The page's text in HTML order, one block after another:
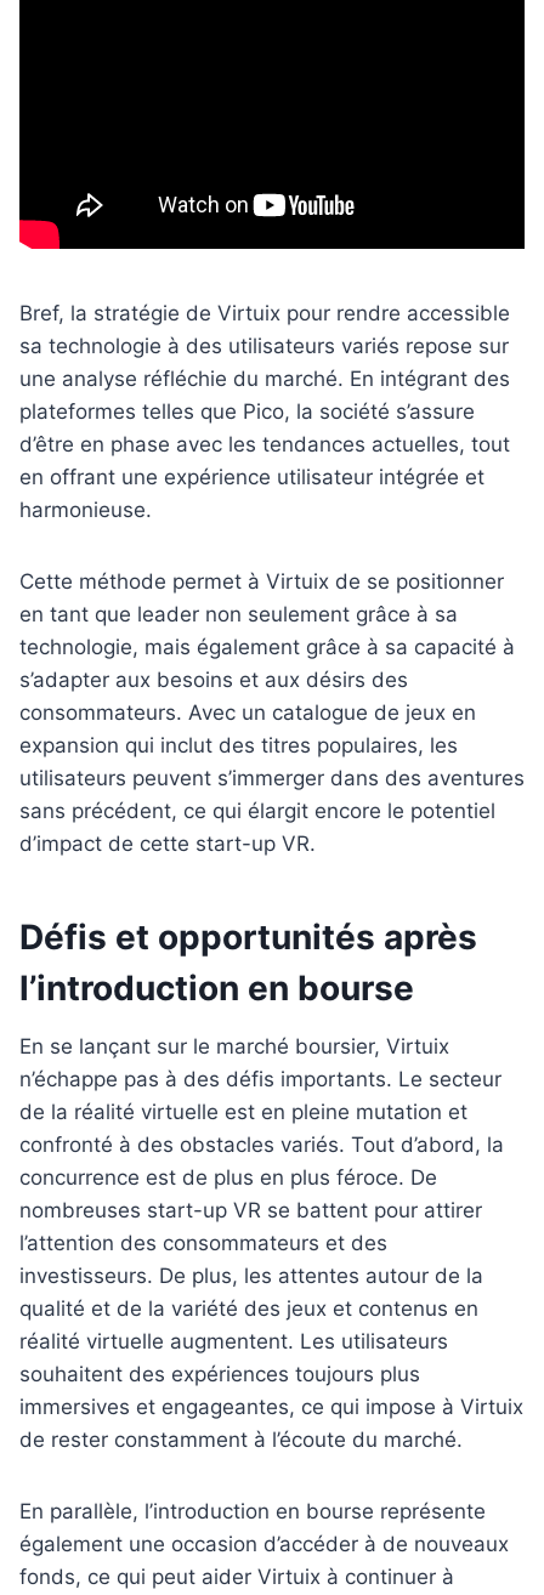
Bref, la stratégie de Virtuix pour rendre accessible
sa technologie à des utilisateurs variés repose sur
une analyse réfléchie du marché. En intégrant des
plateformes telles que Pico, la société s’assure
d’être en phase avec les tendances actuelles, tout
en offrant une expérience utilisateur intégrée et
harmonieuse.
Cette méthode permet à Virtuix de se positionner
en tant que leader non seulement grâce à sa
technologie, mais également grâce à sa capacité à
s’adapter aux besoins et aux désirs des
consommateurs. Avec un catalogue de jeux en
expansion qui inclut des titres populaires, les
utilisateurs peuvent s’immerger dans des aventures
sans précédent, ce qui élargit encore le potentiel
d’impact de cette start-up VR.
Défis et opportunités après
l’introduction en bourse
En se lançant sur le marché boursier, Virtuix
n’échappe pas à des défis importants. Le secteur
de la réalité virtuelle est en pleine mutation et
confronté à des obstacles variés. Tout d’abord, la
concurrence est de plus en plus féroce. De
nombreuses start-up VR se battent pour attirer
l’attention des consommateurs et des
investisseurs. De plus, les attentes autour de la
qualité et de la variété des jeux et contenus en
réalité virtuelle augmentent. Les utilisateurs
souhaitent des expériences toujours plus
immersives et engageantes, ce qui impose à Virtuix
de rester constamment à l’écoute du marché.
En parallèle, l’introduction en bourse représente
également une occasion d’accéder à de nouveaux
fonds, ce qui peut aider Virtuix à continuer à